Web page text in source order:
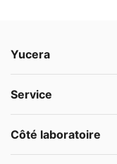
Yucera
Service
Côté laboratoire